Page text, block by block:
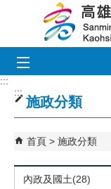
跳到主要內容區塊
:::
:::
施政分類
首頁 施政分類
內政及國土(28)